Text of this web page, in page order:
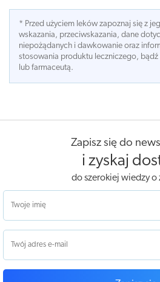
* Przed użyciem leków zapoznaj się z
wskazania, przeciwskazania, dane
niepożądanych i dawkowanie oraz
stosowania produktu leczniczego, bądź
lub farmaceutą.
Zapisz się do
i zyskaj
do szerokiej wiedzy o